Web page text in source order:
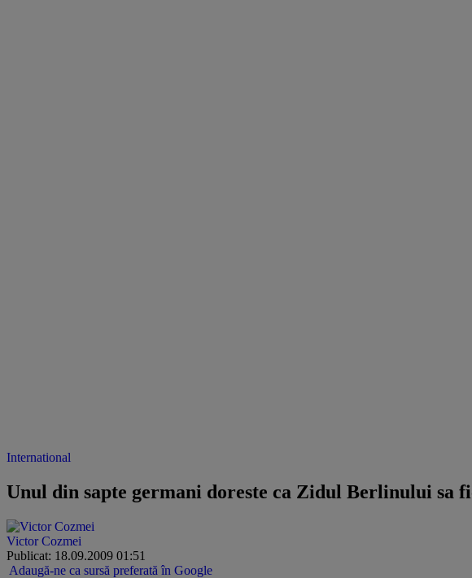
International
Unul din sapte germani doreste ca Zidul Berlinului sa
Victor Cozmei
Publicat: 18.09.2009 01:51
Adaugă-ne ca sursă preferată în Google